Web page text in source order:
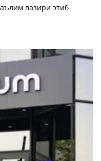
вазири этиб